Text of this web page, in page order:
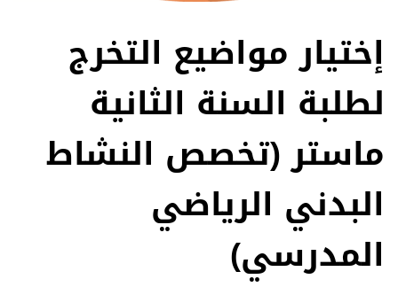
إختيار مواضيع التخرج
لطلبة السنة الثانية
ماستر (تخصص النشاط
البدني الرياضي
المدرسي)